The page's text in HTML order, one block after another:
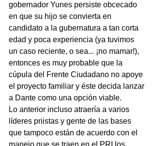
gobernador Yunes persiste obcecado
en que su hijo se convierta en
candidato a la gubernatura a tan corta
edad y poca experiencia (ya tuvimos
un caso reciente, o sea... ¡no mamar!),
entonces es muy probable que la
cúpula del Frente Ciudadano no apoye
el proyecto familiar y éste decida lanzar
a Dante como una opción viable.
Lo anterior incluso atraería a varios
líderes priistas y gente de las bases
que tampoco están de acuerdo con el
manejo que se traen en el PRI los